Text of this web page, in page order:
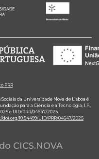
PRR
da Universidade Nova de Lisboa é
para a Ciência e a Tecnologia, I.P.,
e UID/PRR/04647/2025.
doi.org/10.54499/UID/PRR/04647/2025
CICS.NOVA